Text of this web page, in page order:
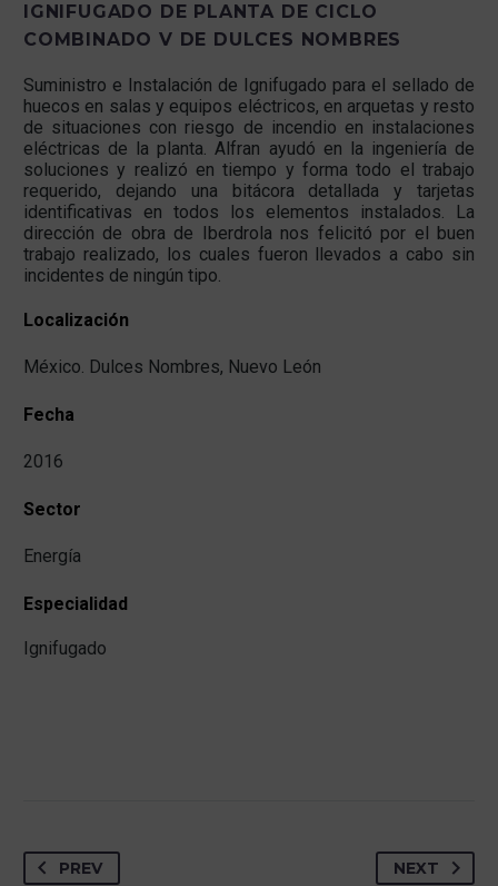
IGNIFUGADO DE PLANTA DE CICLO
COMBINADO V DE DULCES NOMBRES
Suministro e Instalación de Ignifugado para el sellado de
huecos en salas y equipos eléctricos, en arquetas y resto
de situaciones con riesgo de incendio en instalaciones
eléctricas de la planta. Alfran ayudó en la ingeniería de
soluciones y realizó en tiempo y forma todo el trabajo
requerido, dejando una bitácora detallada y tarjetas
identificativas en todos los elementos instalados. La
dirección de obra de Iberdrola nos felicitó por el buen
trabajo realizado, los cuales fueron llevados a cabo sin
incidentes de ningún tipo.
Localización
México. Dulces Nombres, Nuevo León
Fecha
2016
Sector
Energía
Especialidad
Ignifugado
PREV NEXT